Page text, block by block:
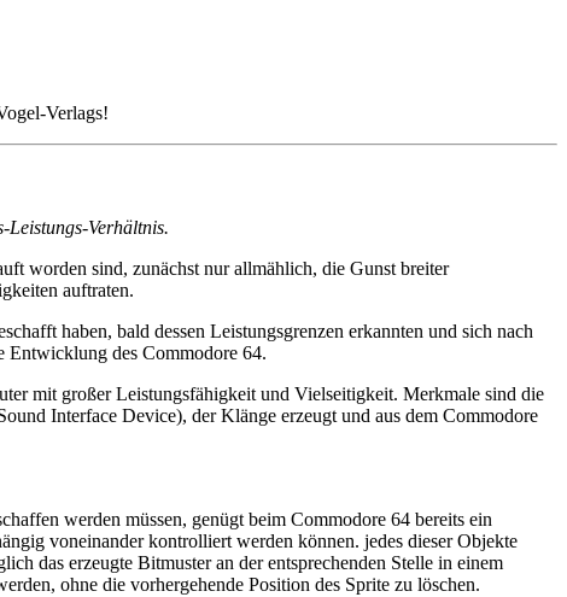
Verlags!
Leistungs-Verhältnis.
worden sind, zunächst nur allmählich, die Gunst breiter
auftraten.
haben, bald dessen Leistungsgrenzen erkannten und sich nach
Entwicklung des Commodore 64.
mit großer Leistungsfähigkeit und Vielseitigkeit. Merkmale sind die
Interface Device), der Klänge erzeugt und aus dem Commodore
werden müssen, genügt beim Commodore 64 bereits ein
voneinander kontrolliert werden können. jedes dieser Objekte
das erzeugte Bitmuster an der entsprechenden Stelle in einem
ohne die vorhergehende Position des Sprite zu löschen.